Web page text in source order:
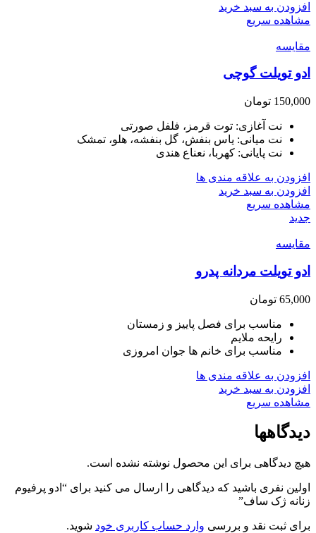
افزودن به سبد خرید
مشاهده سریع
مقایسه
ادو تویلت گوچی
150,000 تومان
نت آغازی: توت قرمز، فلفل صورتی
نت میانی: یاس بنفش، گل بنفشه، هلو، تمشک
نت پایانی: کهربا، نعناع هندی
افزودن به علاقه مندی ها
افزودن به سبد خرید
مشاهده سریع
جدید
مقایسه
ادو تویلت مردانه پدرو
65,000 تومان
مناسب برای فصل پاییز و زمستان
رایحه ملایم
مناسب برای خانم ها جوان امروزی
افزودن به علاقه مندی ها
افزودن به سبد خرید
مشاهده سریع
دیدگاهها
هیچ دیدگاهی برای این محصول نوشته نشده است.
اولین نفری باشید که دیدگاهی را ارسال می کنید برای “ادو پرفیوم
زنانه ژک ساف”
برای ثبت نقد و بررسی وارد حساب کاربری خود شوید.